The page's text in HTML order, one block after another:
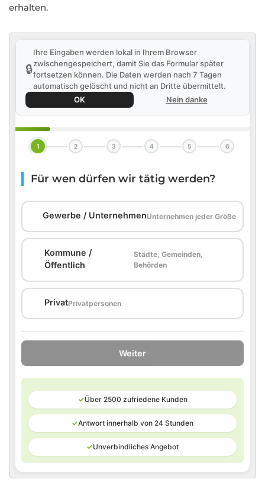
erhalten.
🔒
Ihre Eingaben werden lokal in Ihrem Browser
zwischengespeichert, damit Sie das Formular später
fortsetzen können. Die Daten werden nach 7 Tagen
automatisch gelöscht und nicht an Dritte übermittelt.
OK
Nein danke
1 2 3 4 5 6
Für wen dürfen wir tätig werden?
Gewerbe / UnternehmenUnternehmen jeder Größe
Kommune /
Öffentlich
Städte, Gemeinden,
Behörden
PrivatPrivatpersonen
Weiter
✓Über 2500 zufriedene Kunden
✓Antwort innerhalb von 24 Stunden
✓Unverbindliches Angebot